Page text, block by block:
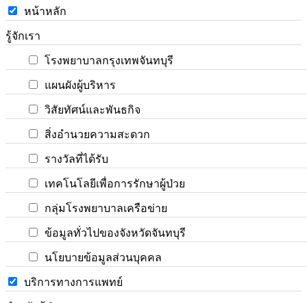
หน้าหลัก
รู้จักเรา
โรงพยาบาลกรุงเทพจันทบุรี
แผนผังผู้บริหาร
วิสัยทัศน์และพันธกิจ
สิ่งอำนวยความสะดวก
รางวัลที่ได้รับ
เทคโนโลยีเพื่อการรักษาผู้ป่วย
กลุ่มโรงพยาบาลเครือข่าย
ข้อมูลทั่วไปของจังหวัดจันทบุรี
นโยบายข้อมูลส่วนบุคคล
บริการทางการแพทย์